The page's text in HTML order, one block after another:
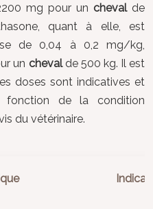
mg pour un chevalde
quant à elle, est
de 0,04 à 0,2 mg/kg,
un chevalde 500 kg. Il est
doses sont indicatives et
fonction de la condition
du vétérinaire.